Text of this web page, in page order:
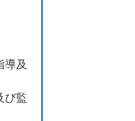
導及
び監